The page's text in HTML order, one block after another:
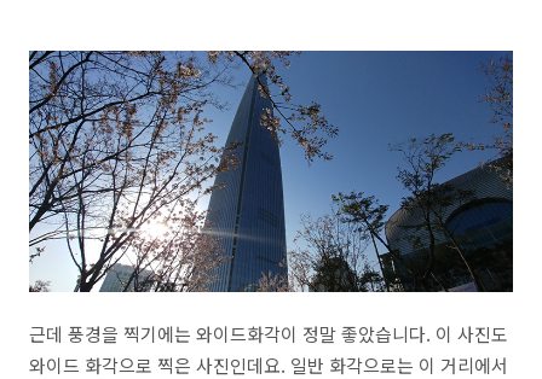
근데 풍경을 찍기에는 와이드화각이 정말 좋았습니다. 이 사진도
와이드 화각으로 찍은 사진인데요. 일반 화각으로는 이 거리에서